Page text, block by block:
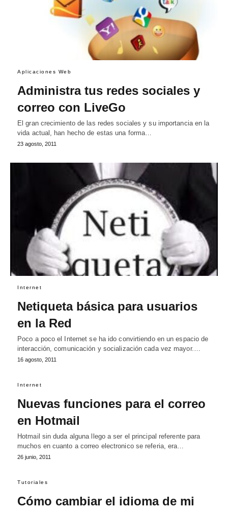
Aplicaciones Web
Administra tus redes sociales y
correo con LiveGo
El gran crecimiento de las redes sociales y su importancia en la
vida actual, han hecho de estas una forma…
23 agosto, 2011
Internet
Netiqueta básica para usuarios
en la Red
Poco a poco el Internet se ha ido convirtiendo en un espacio de
interacción, comunicación y socialización cada vez mayor.…
16 agosto, 2011
Internet
Nuevas funciones para el correo
en Hotmail
Hotmail sin duda alguna llego a ser el principal referente para
muchos en cuanto a correo electronico se referia, era…
26 junio, 2011
Tutoriales
Cómo cambiar el idioma de mi